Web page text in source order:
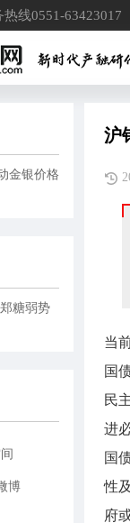
线0551-63423017
金银价格
糖弱势
博
沪
当
国
民
进
国
性
府